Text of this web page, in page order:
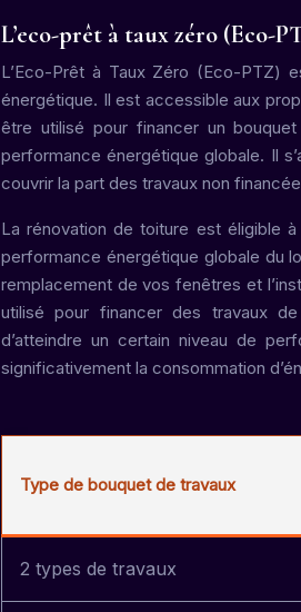
L’eco-prêt à taux zéro (Eco-
L’Eco-Prêt à Taux Zéro (Eco-PTZ)
énergétique. Il est accessible aux
être utilisé pour financer un
performance énergétique globale. Il
couvrir la part des travaux non
La rénovation de toiture est éligible
performance énergétique globale du
remplacement de vos fenêtres et
utilisé pour financer des travaux
d’atteindre un certain niveau de
significativement la consommation
Type de bouquet de travaux
2 types de travaux